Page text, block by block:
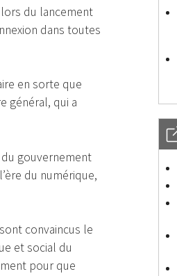
du lancement
dans toutes
en sorte que
général, qui a
gouvernement
du numérique,
convaincus le
et social du
pour que